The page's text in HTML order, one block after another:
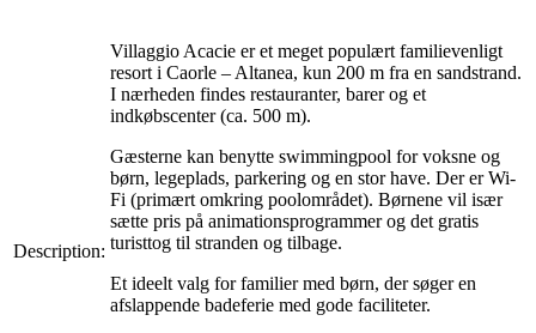
Description:
Villaggio Acacie er et meget populært familievenligt
resort i Caorle – Altanea, kun 200 m fra en sandstrand.
I nærheden findes restauranter, barer og et
indkøbscenter (ca. 500 m).
Gæsterne kan benytte swimmingpool for voksne og
børn, legeplads, parkering og en stor have. Der er Wi-
Fi (primært omkring poolområdet). Børnene vil især
sætte pris på animationsprogrammer og det gratis
turisttog til stranden og tilbage.
Et ideelt valg for familier med børn, der søger en
afslappende badeferie med gode faciliteter.